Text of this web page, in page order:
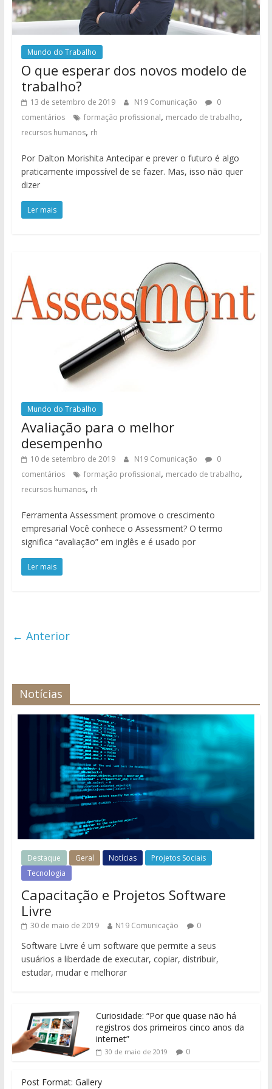
Mundo do Trabalho
O que esperar dos novos modelo de
trabalho?
13 de setembro de 2019 N19 Comunicação
0
comentários
formação profissional, mercado de trabalho,
recursos humanos, rh
Por Dalton Morishita Antecipar e prever o futuro é algo
praticamente impossível de se fazer. Mas, isso não quer
dizer
Ler mais
Mundo do Trabalho
Avaliação para o melhor
desempenho
10 de setembro de 2019 N19 Comunicação
0
comentários
formação profissional, mercado de trabalho,
recursos humanos, rh
Ferramenta Assessment promove o crescimento
empresarial Você conhece o Assessment? O termo
significa “avaliação” em inglês e é usado por
Ler mais
← Anterior
Notícias
Destaque Geral Notícias
Projetos Sociais
Tecnologia
Capacitação e Projetos Software
Livre
30 de maio de 2019 N19 Comunicação 0
Software Livre é um software que permite a seus
usuários a liberdade de executar, copiar, distribuir,
estudar, mudar e melhorar
Curiosidade: “Por que quase não há
registros dos primeiros cinco anos da
internet”
30 de maio de 2019 0
Post Format: Gallery